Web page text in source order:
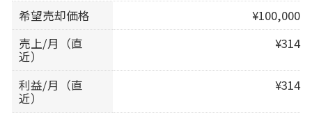
希望売却価格
¥100,000
売上/月（直
近）
¥314
利益/月（直
近）
¥314